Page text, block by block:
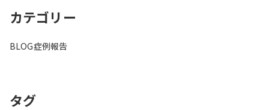
カテゴリー
BLOG症例報告
タグ